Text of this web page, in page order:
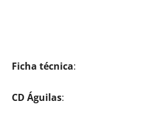
Ficha técnica:
CD Águilas: